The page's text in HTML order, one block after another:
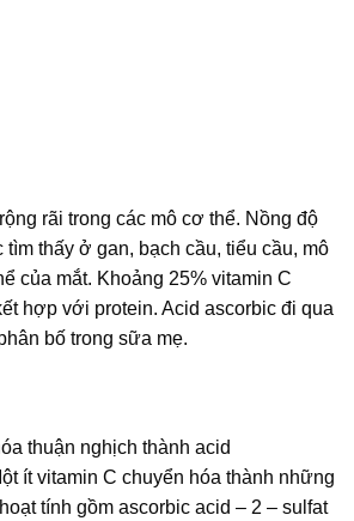
rãi trong các mô cơ thể. Nồng độ
thấy ở gan, bạch cầu, tiểu cầu, mô
của mắt. Khoảng 25% vitamin C
hợp với protein. Acid ascorbic đi qua
bố trong sữa mẹ.
thuận nghịch thành acid
ít vitamin C chuyển hóa thành những
tính gồm ascorbic acid – 2 – sulfat